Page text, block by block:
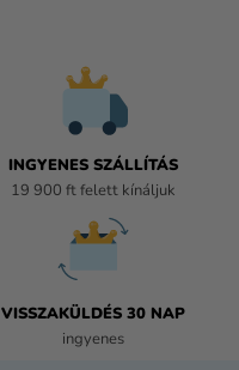
INGYENES SZÁLLÍTÁS
19 900 ft felett kínáljuk
VISSZAKÜLDÉS 30 NAP
ingyenes